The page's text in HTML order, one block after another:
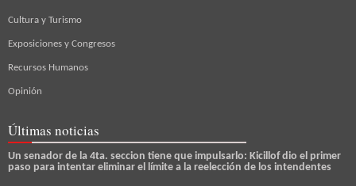
Cultura y Turismo
Exposiciones y Congresos
Recursos Humanos
Opinión
Últimas noticias
Un senador de la 4ta. seccion tiene que impulsarlo: Kicillof dio el primer
paso para intentar eliminar el límite a la reelección de los intendentes